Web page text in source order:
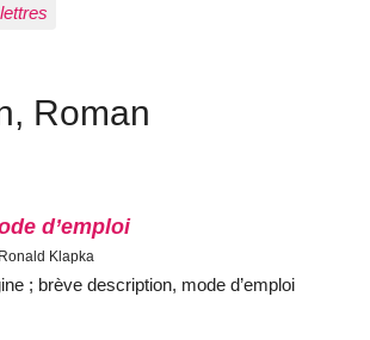
Roman
d’emploi
Klapka
; brève description, mode d’emploi